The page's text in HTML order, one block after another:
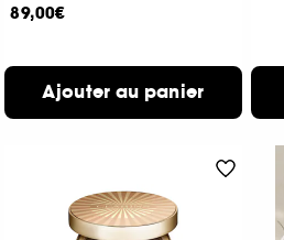
89,00€
Ajouter au panier